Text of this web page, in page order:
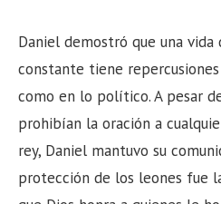
Daniel demostró que una
constante tiene
como en lo político. A pesar
prohibían la oración a
rey, Daniel mantuvo su
protección de los leones fue